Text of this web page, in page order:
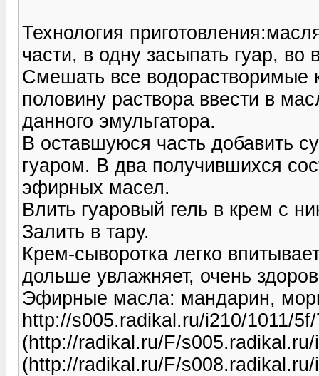
Технология
части, в одну засыпать гуар, во
Смешать все водорастворимые
половину раствора ввести в
данного эмульгатора.
В оставшуюся часть добавить
гуаром. В два получившихся
эфирных масел.
Влить гуаровый гель в крем с
Залить в тару.
Крем-сыворотка легко
дольше увлажняет, очень
Эфирные масла: мандарин,
http://s005.radikal.ru/i210/1011/
(http://radikal.ru/F/
(http://radikal.ru/F/